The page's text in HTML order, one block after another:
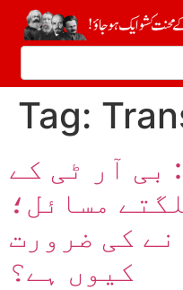
Tag:
بی آر ٹی کے
مسائل؛
کی ضرورت
کیوں ہے؟